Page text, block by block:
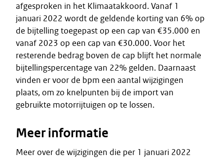
afgesproken in het Klimaatakkoord. Vanaf 1
januari 2022 wordt de geldende korting van 6% op
de bijtelling toegepast op een cap van €35.000 en
vanaf 2023 op een cap van €30.000. Voor het
resterende bedrag boven de cap blijft het normale
bijtellingspercentage van 22% gelden. Daarnaast
vinden er voor de bpm een aantal wijzigingen
plaats, om zo knelpunten bij de import van
gebruikte motorrijtuigen op te lossen.
Meer informatie
Meer over de wijzigingen die per 1 januari 2022